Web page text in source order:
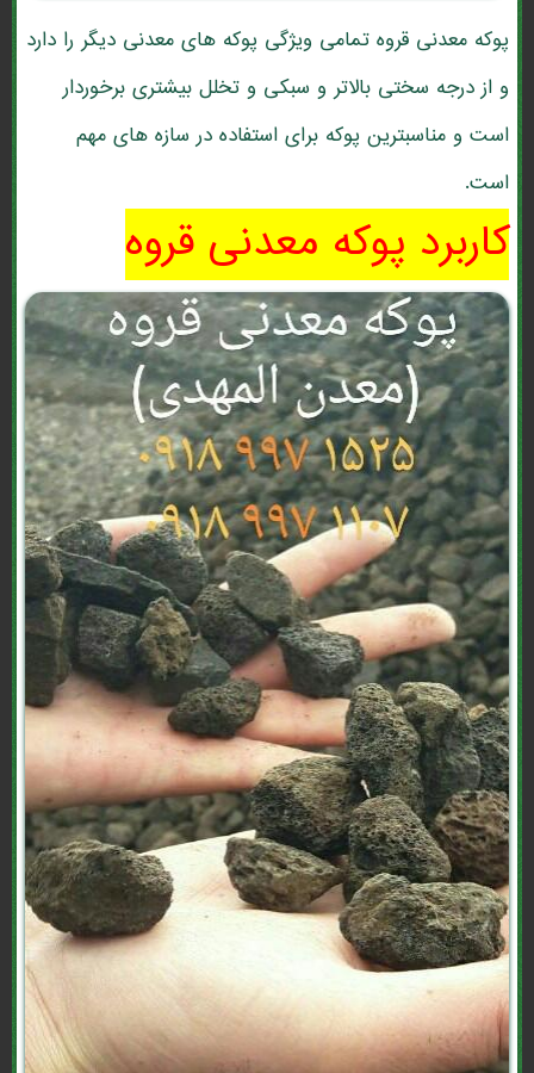
پوکه معدنی قروه تمامی ویژگی پوکه های معدنی دیگر را دارد
و از درجه سختی بالاتر و سبکی و تخلل بیشتری برخوردار
است و مناسبترین پوکه برای استفاده در سازه های مهم
است.
کاربرد پوکه معدنی قروه